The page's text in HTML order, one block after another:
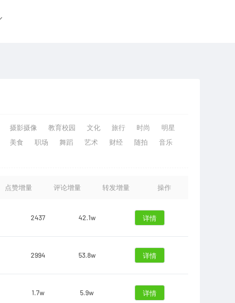
摄影摄像 教育校园 文化 旅行 时尚
明星
美食 职场 舞蹈 艺术 财经 随拍
音乐
点赞增量 评论增量 转发增量 操作
2437 42.1w 详情
2994 53.8w 详情
1.7w 5.9w 详情